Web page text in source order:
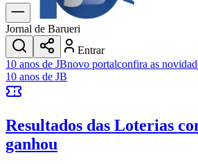
Dia a Dia & Lazer
Transportes
Gastronomia
Cinema & Shows
JogosNovo
Anuncie no Portal
Cadastrar Empresa
Divulgar Vagas
Jornal de Barueri
Entrar
10 anos de JBnovo portalconfira as
10 anos de JB
Resultados das Loterias
ganhou